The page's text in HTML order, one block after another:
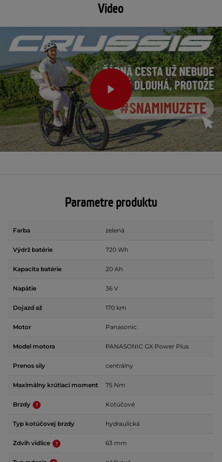
Video
Parametre produktu
Farba zelená
Výdrž batérie 720 Wh
Kapacita batérie 20 Ah
Napätie 36 V
Dojazd až 170 km
Motor Panasonic
Model motora PANASONIC GX Power Plus
Prenos sily centrálny
Maximálny krútiaci moment 75 Nm
Brzdy Kotúčové
Typ kotúčovej brzdy hydraulická
Zdvih vidlice 63 mm